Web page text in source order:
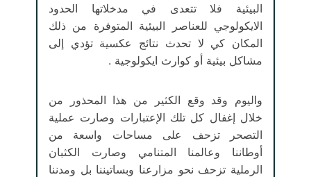
البيئية فلا تتعدى في مدخلاتها الحدود
الايكولوجي للعناصر البيئية المتوفرة من ذلك
المكان كي لا تحدث نتائج عكسية تؤدي إلى
مشاكل بيئية أو كوارث ايكولوجية .
واليوم وقد وقع الكثير من هذا المحذور من
خلال إغفال كل تلك الإعتبارات وصارت عملية
التصحر تزحف على مساحات واسعة من
أوطاننا وعالمنا المتنامي وصارت الكثبان
الرملية تزحف نحو مزارعنا وبساتيننا بل ومدننا